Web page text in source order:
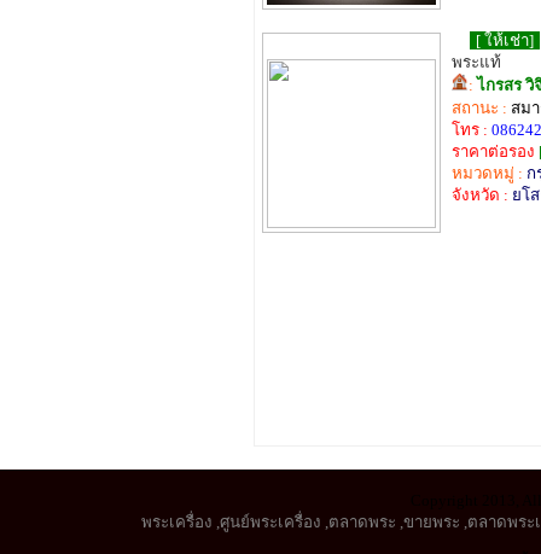
[ ให้เช่า]
พระแท้
: ไกรสร วิ
สถานะ : สม
โทร :
ราคาต่อรอง
หมวดหมู่ : ก
จังหวัด : ยโ
พระเครื่อง ,ศูนย์พระเครื่อง ,ตลาดพระ ,ขายพระ ,ตลาดพระ